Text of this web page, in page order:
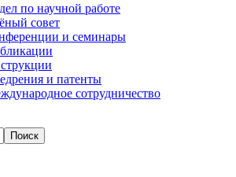
по научной работе
совет
и семинары
и патенты
сотрудничество